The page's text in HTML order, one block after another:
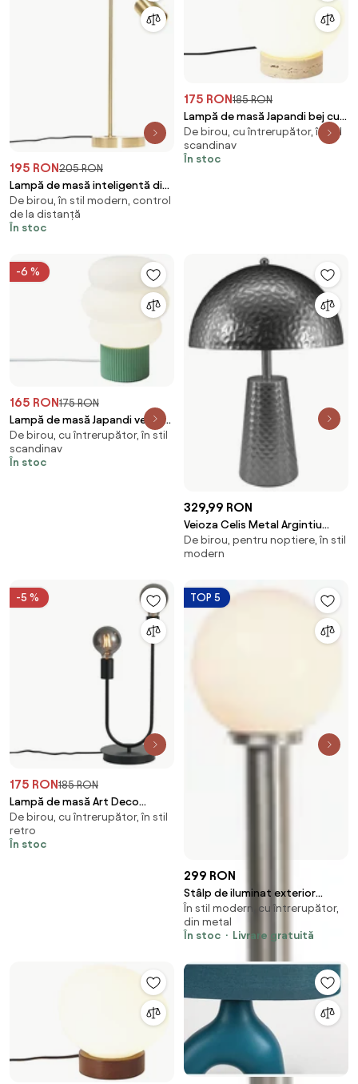
195 RON205 RON
Lampă de masă inteligentă din
alamă reglabilă incluzând Wi-Fi
GU10 - Jav
De birou, în stil modern, control
de la distanță
În stoc
175 RON185 RON
Lampă de masă Japandi bej cu
sticlă opal - Sally
De birou, cu întrerupător, în stil
scandinav
În stoc
-6 %
165 RON175 RON
Lampă de masă Japandi verde
cu sticlă opal 18cm - Kumo
De birou, cu întrerupător, în stil
scandinav
În stoc
329,99 RON
Veioza Celis Metal Argintiu
30x44 cm
De birou, pentru noptiere, în stil
modern
-5 %
175 RON185 RON
Lampă de masă Art Deco
neagră cu 2 lumini - Tuning
De birou, cu întrerupător, în stil
retro
În stoc
TOP 5
299 RON
Stâlp de iluminat exterior
modern din oțel inoxidabil 100
cm cu sferă din plastic IP44 -
Sfera
În stil modern, cu întrerupător,
din metal
În stoc
Livrare gratuită